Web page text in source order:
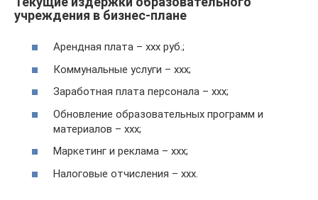
учреждения в бизнес-плане
Арендная плата – ххх руб.;
Коммунальные услуги – ххх;
Заработная плата персонала – ххх;
Обновление образовательных программ и
материалов – ххх;
Маркетинг и реклама – ххх;
Налоговые отчисления – ххх.